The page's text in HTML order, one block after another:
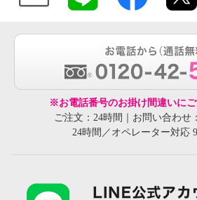
※お電話番号のお掛け間違いにご
ご注文：24時間｜お問い合わせ
24時間／オペレーター対応